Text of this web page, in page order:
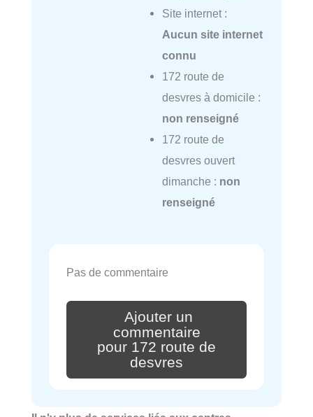
Site internet :
Aucun site internet
connu
172 route de
desvres à domicile :
non renseigné
172 route de
desvres ouvert
dimanche : non
renseigné
Pas de commentaire
Ajouter un
commentaire
pour 172 route de
desvres